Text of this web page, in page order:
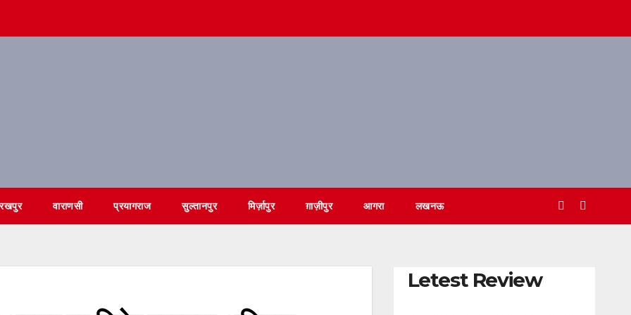
वाराणसी प्रयागराज सुल्तानपुर मिर्ज़ापुर ग़ाज़ीपुर आगरा लखनऊ
Letest Review